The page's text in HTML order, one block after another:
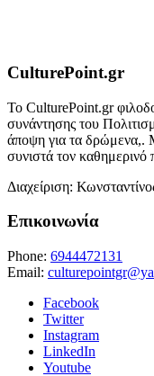
CulturePoint.gr
Το CulturePoint.gr
συνάντησης του
άποψη για τα δρώμενα,.
συνιστά τον καθημερινό
Διαχείριση:
Επικοινωνία
Phone: 6944472131
Email:
Facebook
Twitter
Instagram
LinkedIn
Youtube